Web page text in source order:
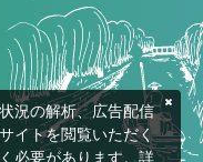
況の解析、広告配信
イトを閲覧いただく
必要があります。詳